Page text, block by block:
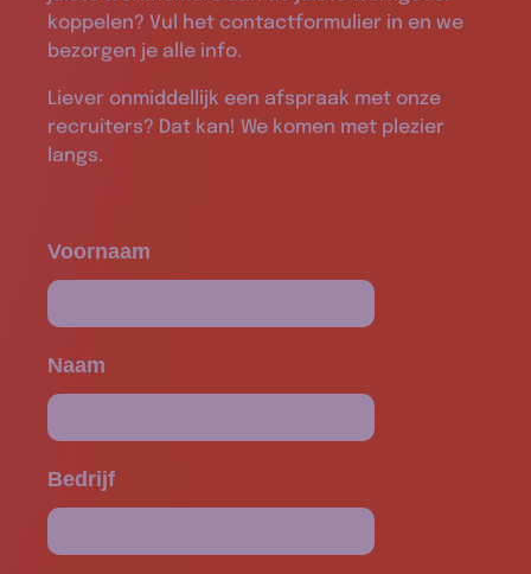
koppelen? Vul het contactformulier in en we
bezorgen je alle info.
Liever onmiddellijk een afspraak met onze
recruiters? Dat kan! We komen met plezier
langs.
Voornaam
Naam
Bedrijf